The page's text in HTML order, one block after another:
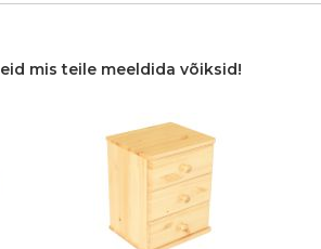
mis teile meeldida võiksid!